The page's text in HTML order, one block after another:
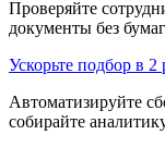
Проверяйте
документы без
Ускорьте подбор в 2
Автоматизируйте
собирайте